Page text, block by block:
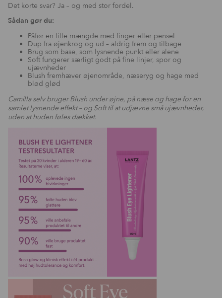
Det korte svar? Ja – og med stor fordel.
Sådan gør du:
Påfør en lille mængde med finger eller pensel
Dup fra øjenkrog og ud – aldrig frem og tilbage
Brug som base, som lysnende punkt eller alene
Soft fungerer særligt godt på fine linjer, spor og
ujævnheder
Blush fremhæver øjenområde, næseryg og hage med
blød glød
Camilla selv bruger Blush under øjne, på næse og hage for en
samlet lysnende effekt – og Soft til at udjævne små ujævnheder,
uden at huden føles dækket.